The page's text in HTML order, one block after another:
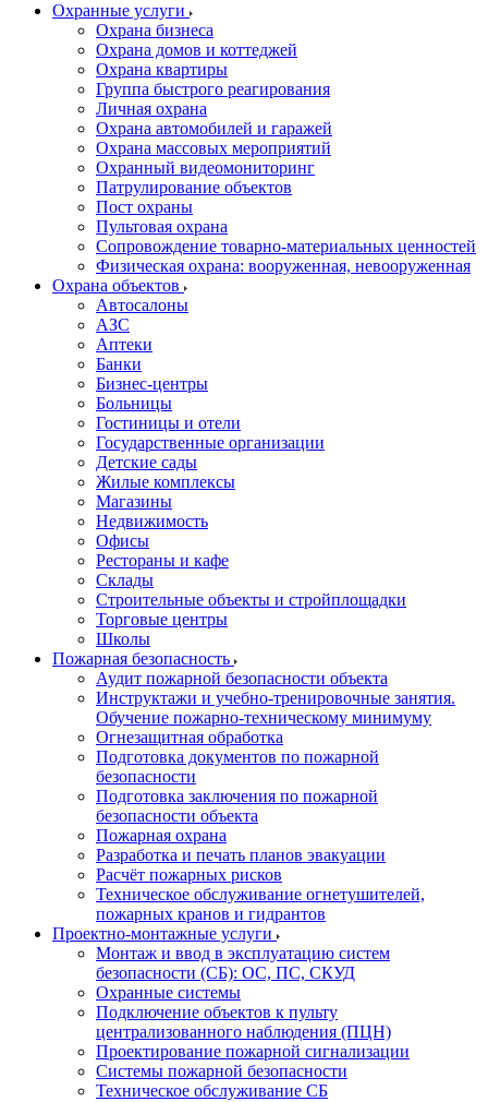
Охранные услуги
Охрана бизнеса
Охрана домов и коттеджей
Охрана квартиры
Группа быстрого реагирования
Личная охрана
Охрана автомобилей и гаражей
Охрана массовых мероприятий
Охранный видеомониторинг
Патрулирование объектов
Пост охраны
Пультовая охрана
Сопровождение товарно-материальных ценностей
Физическая охрана: вооруженная, невооруженная
Охрана объектов
Автосалоны
АЗС
Аптеки
Банки
Бизнес-центры
Больницы
Гостиницы и отели
Государственные организации
Детские сады
Жилые комплексы
Магазины
Недвижимость
Офисы
Рестораны и кафе
Склады
Строительные объекты и стройплощадки
Торговые центры
Школы
Пожарная безопасность
Аудит пожарной безопасности объекта
Инструктажи и учебно-тренировочные занятия.
Обучение пожарно-техническому минимуму
Огнезащитная обработка
Подготовка документов по пожарной
безопасности
Подготовка заключения по пожарной
безопасности объекта
Пожарная охрана
Разработка и печать планов эвакуации
Расчёт пожарных рисков
Техническое обслуживание огнетушителей,
пожарных кранов и гидрантов
Проектно-монтажные услуги
Монтаж и ввод в эксплуатацию систем
безопасности (СБ): ОС, ПС, СКУД
Охранные системы
Подключение объектов к пульту
централизованного наблюдения (ПЦН)
Проектирование пожарной сигнализации
Системы пожарной безопасности
Техническое обслуживание СБ